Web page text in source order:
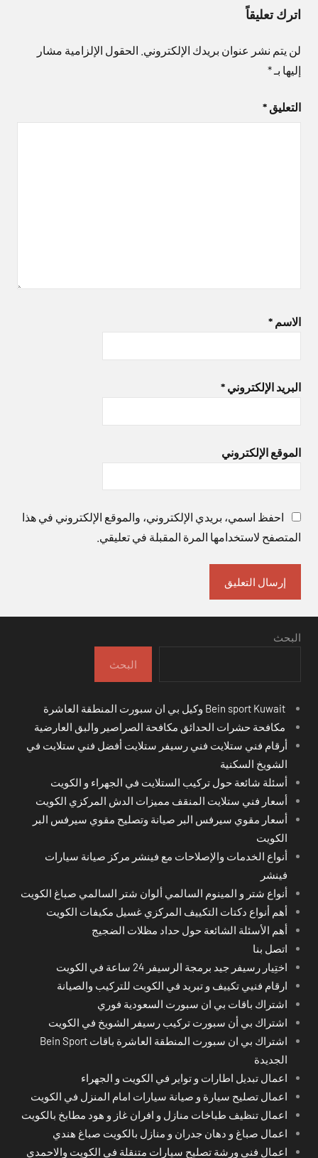
اترك تعليقاً
لن يتم نشر عنوان بريدك الإلكتروني. الحقول الإلزامية مشار
إليها بـ*
التعليق *
الاسم *
البريد الإلكتروني *
الموقع الإلكتروني
احفظ اسمي، بريدي الإلكتروني، والموقع الإلكتروني في هذا
المتصفح لاستخدامها المرة المقبلة في تعليقي.
البحث
البحث
مكافحة حشرات الحدائق مكافحة الصراصير والبق العارضية
أرقام فني ستلايت فني رسيفر ستلايت أفضل فني ستلايت في
الشويخ السكنية
أسئلة شائعة حول تركيب الستلايت في الجهراء و الكويت
أسعار فني ستلايت المنقف مميزات الدش المركزي الكويت
أسعار مقوي سيرفس البر صيانة وتصليح مقوي سيرفس البر
الكويت
أنواع الخدمات والإصلاحات مع فينشر مركز صيانة سيارات
فينشر
أنواع شتر و المينوم السالمي ألوان شتر السالمي صباغ الكويت
أهم أنواع دكتات التكييف المركزي غسيل مكيفات الكويت
أهم الأسئلة الشائعة حول حداد مظلات الضجيج
اتصل بنا
اختِيار رسيفر جيد برمجة الرسيفر 24 ساعة في الكويت
ارقام فنيي تكييف و تبريد في الكويت للتركيب والصيانة
اشتراك باقات بي ان سبورت السعودية فوري
اشتراك بي أن سبورت تركيب رسيفر الشويخ في الكويت
اشتراك بي ان سبورت المنطقة العاشرة باقات Bein Sport
الجديدة
اعمال تبديل اطارات و تواير في الكويت و الجهراء
اعمال تصليح سيارة و صيانة سيارات امام المنزل في الكويت
اعمال تنظيف طباخات منازل و افران غاز و هود مطابخ بالكويت
اعمال صباغ و دهان جدران و منازل بالكويت صباغ هندي
اعمال فني ورشة تصليح سيارات متنقلة في الكويت والاحمدي